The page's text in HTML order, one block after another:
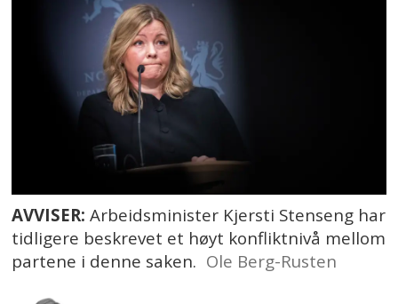
AVVISER:Arbeidsminister Kjersti Stenseng har
tidligere beskrevet et høyt konfliktnivå mellom
partene i denne saken. Ole Berg-Rusten